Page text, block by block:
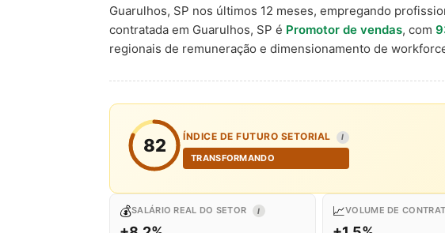
Guarulhos, SP nos últimos 12 meses, empregando
contratada em Guarulhos, SP é Promotor de vendas, com
regionais de remuneração e dimensionamento de
82 ÍNDICE DE FUTURO SETORIAL I
TRANSFORMANDO
💰SALÁRIO REAL DO SETOR I 📈VOLUME DE